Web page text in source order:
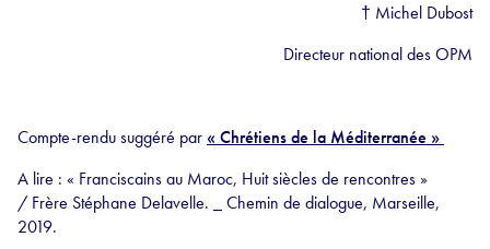
† Michel Dubost
Directeur national des OPM
Compte-rendu suggéré par« Chrétiens de la Méditerranée »
A lire : « Franciscains au Maroc, Huit siècles de rencontres »
/ Frère Stéphane Delavelle. _ Chemin de dialogue, Marseille,
2019.